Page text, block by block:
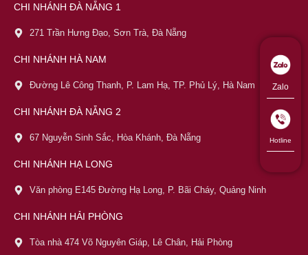
CHI NHÁNH ĐÀ NẴNG 1
271 Trần Hưng Đạo, Sơn Trà, Đà Nẵng
CHI NHÁNH HÀ NAM
Đường Lê Công Thanh, P. Lam Hạ, TP. Phủ Lý, Hà Nam
CHI NHÁNH ĐÀ NẴNG 2
67 Nguyễn Sinh Sắc, Hòa Khánh, Đà Nẵng
CHI NHÁNH HẠ LONG
Văn phòng E145 Đường Hạ Long, P. Bãi Cháy, Quảng Ninh
CHI NHÁNH HẢI PHÒNG
Tòa nhà 474 Võ Nguyên Giáp, Lê Chân, Hải Phòng
Zalo
Hotline